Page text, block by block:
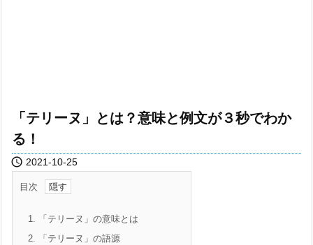
「テリーヌ」とは？意味と例文が３秒でわか
る！
 2021-10-25
目次
1. 「テリーヌ」の意味とは
2. 「テリーヌ」の語源